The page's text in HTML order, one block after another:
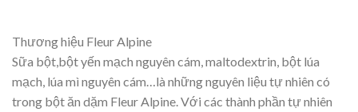
Thương hiệu Fleur Alpine
Sữa bột,bột yến mạch nguyên cám, maltodextrin, bột lúa
mạch, lúa mì nguyên cám…là những nguyên liệu tự nhiên có
trong bột ăn dặm Fleur Alpine. Với các thành phần tự nhiên